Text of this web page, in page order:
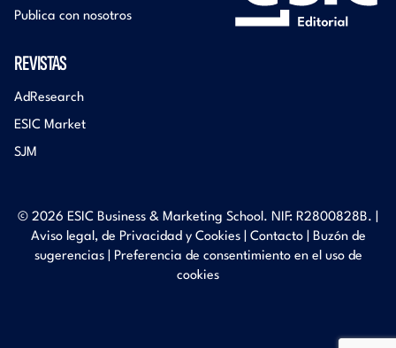
Publica con nosotros
REVISTAS
AdResearch
ESIC Market
SJM
© 2026 ESIC Business & Marketing School. NIF: R2800828B. |
Aviso legal, de Privacidad y Cookies| Contacto| Buzón de
sugerencias| Preferencia de consentimiento en el uso de
cookies